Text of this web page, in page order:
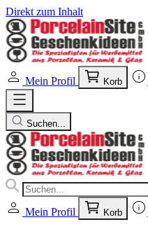
Direkt zum Inhalt
Mein Profil Korb
Suchen...
Mein Profil Korb